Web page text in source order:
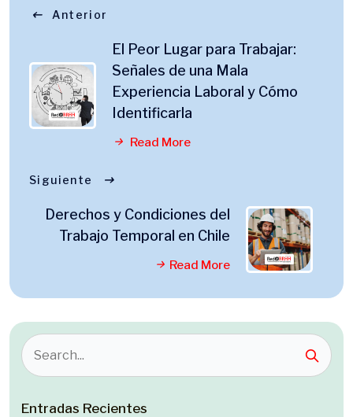
Anterior
El Peor Lugar para Trabajar:
Señales de una Mala
Experiencia Laboral y Cómo
Identificarla
Read More
Siguiente
Derechos y Condiciones del
Trabajo Temporal en Chile
Read More
Entradas Recientes